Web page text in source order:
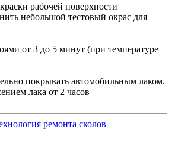
рабочей поверхности
небольшой тестовый окрас для
от 3 до 5 минут (при температуре
покрывать автомобильным лаком.
лака от 2 часов
ремонта сколов